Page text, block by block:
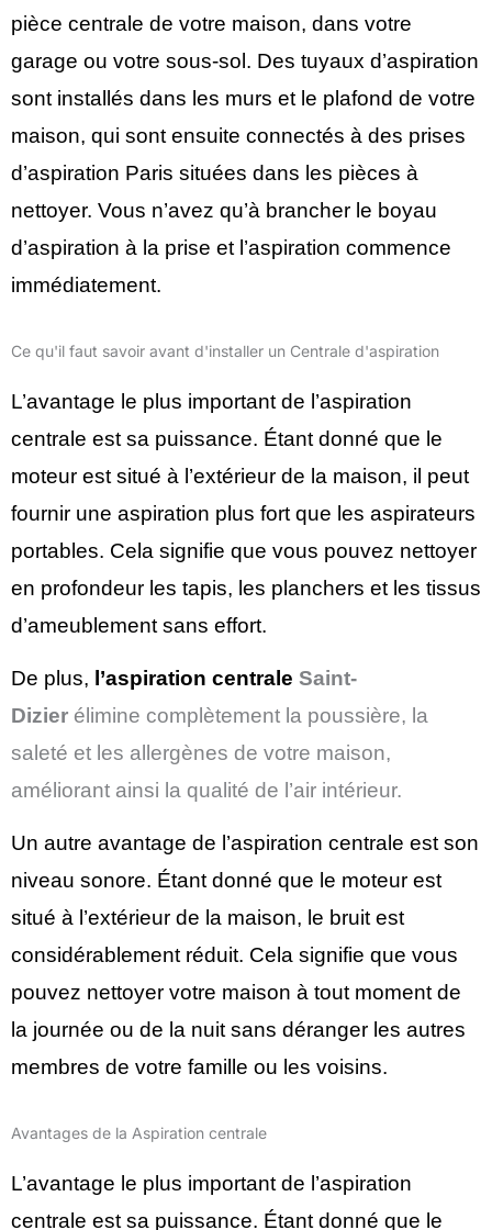
pièce centrale de votre maison, dans votre
garage ou votre sous-sol. Des tuyaux d’aspiration
sont installés dans les murs et le plafond de votre
maison, qui sont ensuite connectés à des prises
d’aspiration Paris situées dans les pièces à
nettoyer. Vous n’avez qu’à brancher le boyau
d’aspiration à la prise et l’aspiration commence
immédiatement.
Ce qu'il faut savoir avant d'installer un Centrale d'aspiration
L’avantage le plus important de l’aspiration
centrale est sa puissance. Étant donné que le
moteur est situé à l’extérieur de la maison, il peut
fournir une aspiration plus fort que les aspirateurs
portables. Cela signifie que vous pouvez nettoyer
en profondeur les tapis, les planchers et les tissus
d’ameublement sans effort.
De plus, l’aspiration centrale Saint-
Dizier élimine complètement la poussière, la
saleté et les allergènes de votre maison,
améliorant ainsi la qualité de l’air intérieur.
Un autre avantage de l’aspiration centrale est son
niveau sonore. Étant donné que le moteur est
situé à l’extérieur de la maison, le bruit est
considérablement réduit. Cela signifie que vous
pouvez nettoyer votre maison à tout moment de
la journée ou de la nuit sans déranger les autres
membres de votre famille ou les voisins.
Avantages de la Aspiration centrale
L’avantage le plus important de l’aspiration
centrale est sa puissance. Étant donné que le